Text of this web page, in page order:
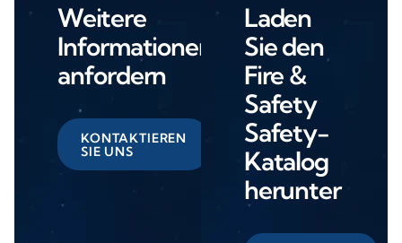
Weitere
Informationen
anfordern
KONTAKTIEREN
SIE UNS
Laden
Sie den
Fire &
Safety
Safety-
Katalog
herunter